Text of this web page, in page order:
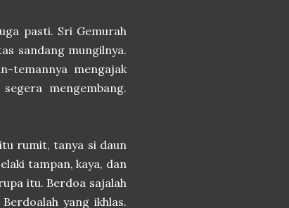
pasti. Sri Gemurah
sandang mungilnya.
temannya mengajak
mengembang.
rumit, tanya si daun
tampan, kaya, dan
itu. Berdoa sajalah
yang ikhlas.